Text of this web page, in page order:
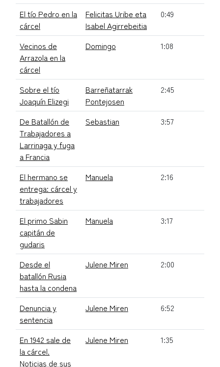
El tío Pedro en la
cárcel
Felicitas Uribe eta
Isabel Agirrebeitia
0:49
Vecinos de
Arrazola en la
cárcel
Domingo 1:08
Sobre el tío
Joaquín Elizegi
Barreñatarrak
Pontejosen
2:45
De Batallón de
Trabajadores a
Larrinaga y fuga
a Francia
Sebastian 3:57
El hermano se
entrega: cárcel y
trabajadores
Manuela 2:16
El primo Sabin
capitán de
gudaris
Manuela 3:17
Desde el
batallón Rusia
hasta la condena
Julene Miren 2:00
Denuncia y
sentencia
Julene Miren 6:52
En 1942 sale de
la cárcel.
Noticias de sus
Julene Miren 1:35